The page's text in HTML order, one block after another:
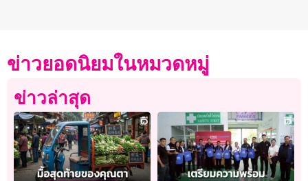
ข่าวยอดนิยมในหมวดหมู่
ข่าวล่าสุด